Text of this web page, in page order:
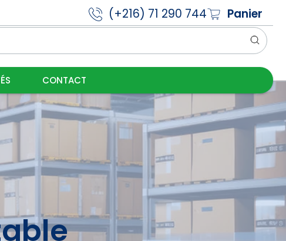
Panier
(+216) 71 290 744
CONTACT